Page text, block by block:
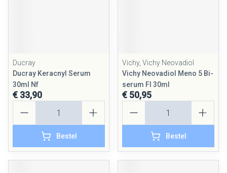
Ducray
Ducray Keracnyl Serum
30ml Nf
€ 33,90
Bestel
Vichy, Vichy Neovadiol
Vichy Neovadiol Meno 5 Bi-
serum Fl 30ml
€ 50,95
Bestel